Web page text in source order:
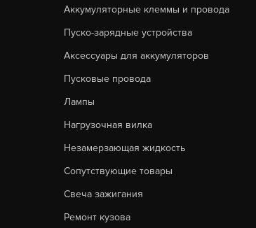
Аккумуляторные клеммы и провода
Пуско-зарядные устройства
Аксессуары для аккумуляторов
Пусковые провода
Лампы
Нагрузочная вилка
Незамерзающая жидкость
Сопутствующие товары
Свеча зажигания
Ремонт кузова